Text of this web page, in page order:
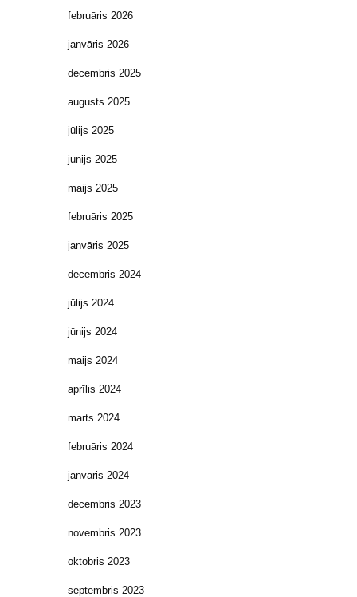
februāris 2026
janvāris 2026
decembris 2025
augusts 2025
jūlijs 2025
jūnijs 2025
maijs 2025
februāris 2025
janvāris 2025
decembris 2024
jūlijs 2024
jūnijs 2024
maijs 2024
aprīlis 2024
marts 2024
februāris 2024
janvāris 2024
decembris 2023
novembris 2023
oktobris 2023
septembris 2023